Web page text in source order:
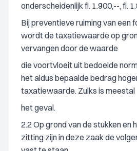
onderscheidenlijk fl. 1.900,--, fl.
Bij preventieve ruiming van een
wordt de taxatiewaarde op
vervangen door de waarde
die voortvloeit uit bedoelde
het aldus bepaalde bedrag
taxatiewaarde. Zulks is meestal
het geval.
2.2 Op grond van de stukken en
zitting zijn in deze zaak de